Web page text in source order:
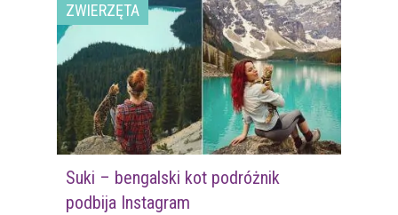
ZWIERZĘTA
Suki – bengalski kot podróżnik
podbija Instagram